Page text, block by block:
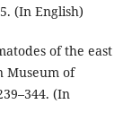
(In English)
of the east
Museum of
(In